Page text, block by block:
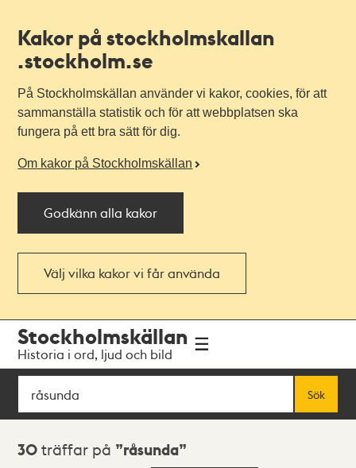
Kakor på stockholmskallan
.stockholm.se
På Stockholmskällan använder vi kakor, cookies, för att
sammanställa statistik och för att webbplatsen ska
fungera på ett bra sätt för dig.
Om kakor på Stockholmskällan
Godkänn alla kakor
Välj vilka kakor vi får använda
navigationen
huvudinnehållet
Stockholmskällan
Historia i ord, ljud och bild
Sök
Sök
Sökresultat
30 träffar på råsunda